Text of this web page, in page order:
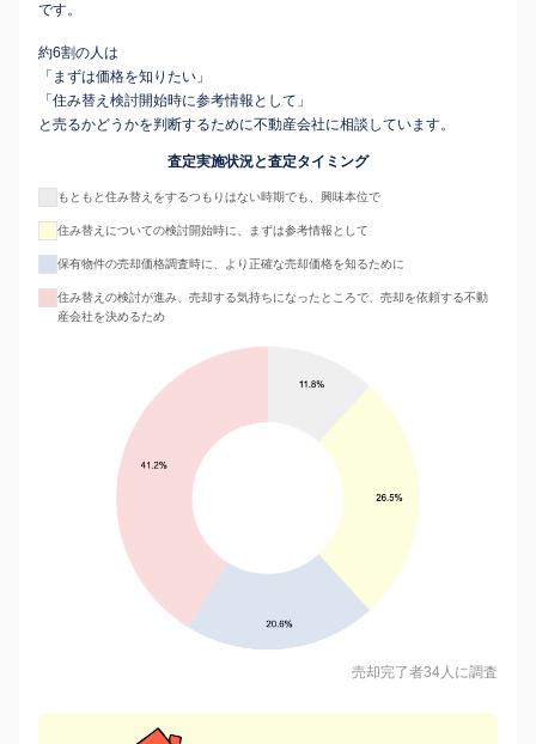
です。
約6割の人は
「まずは価格を知りたい」
「住み替え検討開始時に参考情報として」
と売るかどうかを判断するために不動産会社に相談しています。
査定実施状況と査定タイミング
もともと住み替えをするつもりはない時期でも、興味本位で
住み替えについての検討開始時に、まずは参考情報として
保有物件の売却価格調査時に、より正確な売却価格を知るために
住み替えの検討が進み、売却する気持ちになったところで、売却を依頼する不動
産会社を決めるため
売却完了者34人に調査